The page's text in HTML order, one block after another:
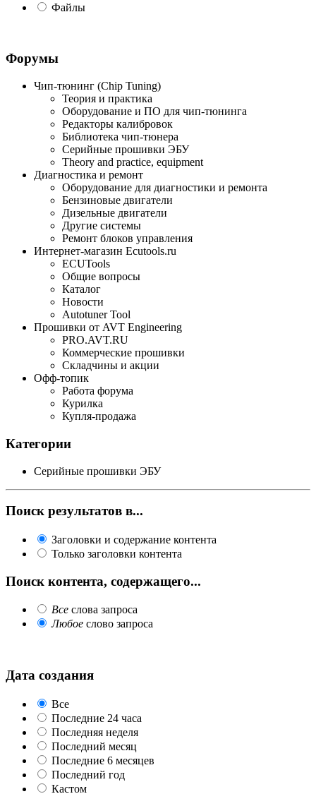
Файлы
Форумы
Чип-тюнинг (Chip Tuning)
Теория и практика
Оборудование и ПО для чип-тюнинга
Редакторы калибровок
Библиотека чип-тюнера
Серийные прошивки ЭБУ
Theory and practice, equipment
Диагностика и ремонт
Оборудование для диагностики и ремонта
Бензиновые двигатели
Дизельные двигатели
Другие системы
Ремонт блоков управления
Интернет-магазин Ecutools.ru
ECUTools
Общие вопросы
Каталог
Новости
Autotuner Tool
Прошивки от AVT Engineering
PRO.AVT.RU
Коммерческие прошивки
Складчины и акции
Офф-топик
Работа форума
Курилка
Купля-продажа
Категории
Серийные прошивки ЭБУ
Поиск результатов в...
Заголовки и содержание контента
Только заголовки контента
Поиск контента, содержащего...
Все слова запроса
Любое слово запроса
Дата создания
Все
Последние 24 часа
Последняя неделя
Последний месяц
Последние 6 месяцев
Последний год
Кастом